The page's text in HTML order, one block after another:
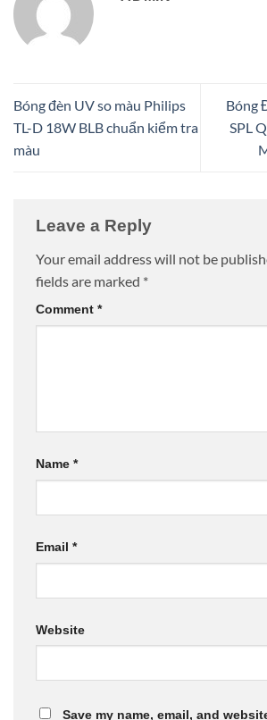
Bóng đèn UV so màu Philips
TL-D 18W BLB chuẩn kiểm tra
màu
Bóng
SPL
Leave a Reply
Your email address will not be
fields are marked *
Comment *
Name *
Email *
Website
Save my name, email, and